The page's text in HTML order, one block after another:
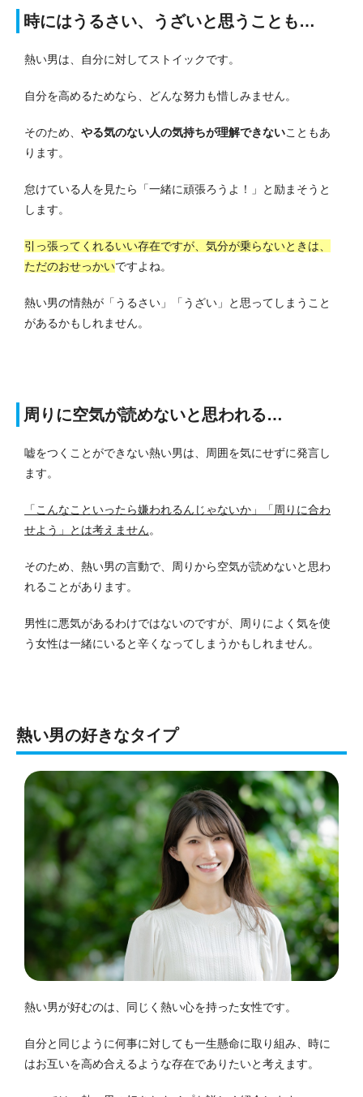
時にはうるさい、うざいと思うことも…
熱い男は、自分に対してストイックです。
自分を高めるためなら、どんな努力も惜しみません。
そのため、 やる気のない人の気持ちが理解できないこともあ
ります。
怠けている人を見たら「一緒に頑張ろうよ！」と励まそうと
します。
引っ張ってくれるいい存在ですが、気分が乗らないときは、
ただのおせっかいですよね。
熱い男の情熱が「うるさい」「うざい」と思ってしまうこと
があるかもしれません。
周りに空気が読めないと思われる…
嘘をつくことができない熱い男は、周囲を気にせずに発言し
ます。
「こんなこといったら嫌われるんじゃないか」「周りに合わ
せよう」とは考えません。
そのため、熱い男の言動で、周りから空気が読めないと思わ
れることがあります。
男性に悪気があるわけではないのですが、周りによく気を使
う女性は一緒にいると辛くなってしまうかもしれません。
熱い男の好きなタイプ
熱い男が好むのは、同じく熱い心を持った女性です。
自分と同じように何事に対しても一生懸命に取り組み、時に
はお互いを高め合えるような存在でありたいと考えます。